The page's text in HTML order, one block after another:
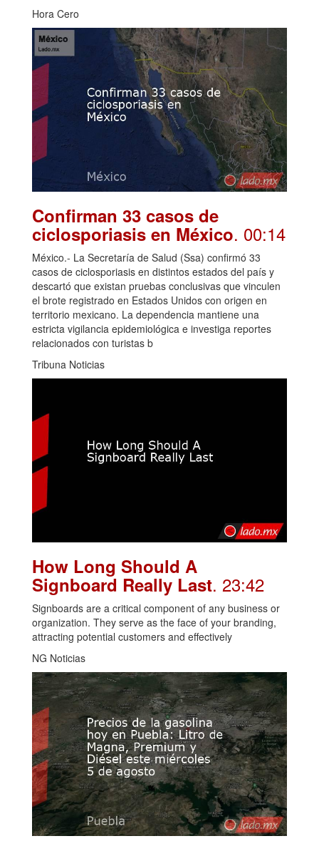
Hora Cero
Confirman 33 casos de
ciclosporiasis en México. 00:14
México.- La Secretaría de Salud (Ssa) confirmó 33
casos de ciclosporiasis en distintos estados del país y
descartó que existan pruebas conclusivas que vinculen
el brote registrado en Estados Unidos con origen en
territorio mexicano. La dependencia mantiene una
estricta vigilancia epidemiológica e investiga reportes
relacionados con turistas b
Tribuna Noticias
How Long Should A
Signboard Really Last. 23:42
Signboards are a critical component of any business or
organization. They serve as the face of your branding,
attracting potential customers and effectively
NG Noticias